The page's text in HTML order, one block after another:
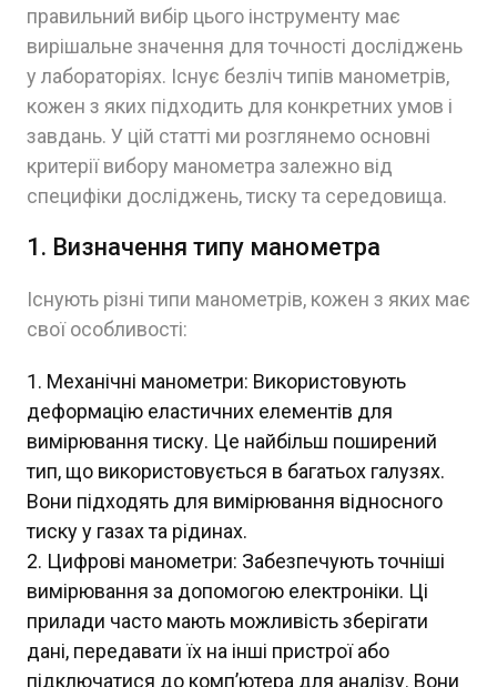
правильний вибір цього інструменту має
вирішальне значення для точності досліджень
у лабораторіях. Існує безліч типів манометрів,
кожен з яких підходить для конкретних умов і
завдань. У цій статті ми розглянемо основні
критерії вибору манометра залежно від
специфіки досліджень, тиску та середовища.
1. Визначення типу манометра
Існують різні типи манометрів, кожен з яких має
свої особливості:
Механічні манометри: Використовують
деформацію еластичних елементів для
вимірювання тиску. Це найбільш поширений
тип, що використовується в багатьох галузях.
Вони підходять для вимірювання відносного
тиску у газах та рідинах.
Цифрові манометри: Забезпечують точніші
вимірювання за допомогою електроніки. Ці
прилади часто мають можливість зберігати
дані, передавати їх на інші пристрої або
підключатися до комп’ютера для аналізу. Вони